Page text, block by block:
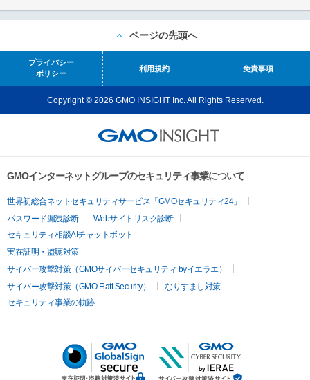
ページの先頭へ
プライバシー
ポリシー
利用規約 免責事項
Copyright © 2026 GMO INSIGHT Inc. All Rights Reserved.
GMOインターネットグループのセキュリティ事業について
世界初総合ネットセキュリティサービス「GMOセキュリティ24」
パスワード漏洩診断
Webサイトリスク診断
セキュリティ相談AIチャットボット
実在証明・盗聴対策
サイバー攻撃対策（GMOサイバーセキュリティ byイエラエ）
サイバー攻撃対策（GMO Flatt Security）
なりすまし対策
セキュリティ事業の軌跡